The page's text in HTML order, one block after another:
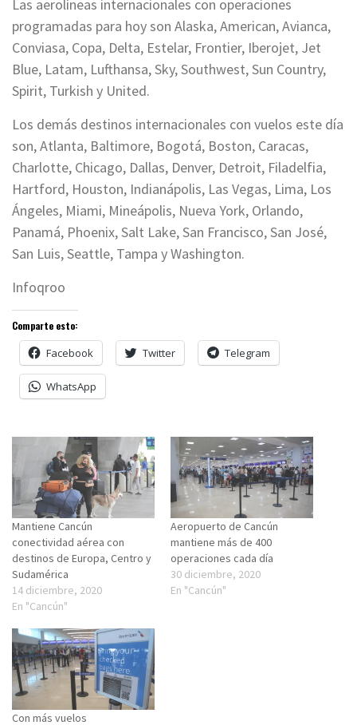
Las aerolíneas internacionales con operaciones
programadas para hoy son Alaska, American, Avianca,
Conviasa, Copa, Delta, Estelar, Frontier, Iberojet, Jet
Blue, Latam, Lufthansa, Sky, Southwest, Sun Country,
Spirit, Turkish y United.
Los demás destinos internacionales con vuelos este día
son, Atlanta, Baltimore, Bogotá, Boston, Caracas,
Charlotte, Chicago, Dallas, Denver, Detroit, Filadelfia,
Hartford, Houston, Indianápolis, Las Vegas, Lima, Los
Ángeles, Miami, Mineápolis, Nueva York, Orlando,
Panamá, Phoenix, Salt Lake, San Francisco, San José,
San Luis, Seattle, Tampa y Washington.
Infoqroo
Comparte esto:
Facebook Twitter Telegram
WhatsApp
Mantiene Cancún
conectividad aérea con
destinos de Europa, Centro y
Sudamérica
14 diciembre, 2020
En "Cancún"
Aeropuerto de Cancún
mantiene más de 400
operaciones cada día
30 diciembre, 2020
En "Cancún"
Con más vuelos